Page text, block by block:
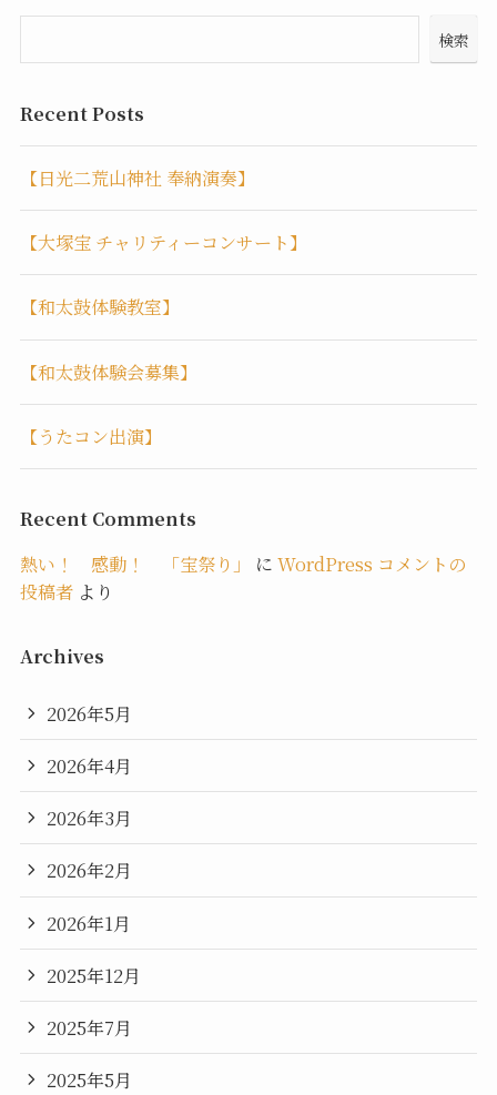
検索
Recent Posts
【日光二荒山神社 奉納演奏】
【大塚宝 チャリティーコンサート】
【和太鼓体験教室】
【和太鼓体験会募集】
【うたコン出演】
Recent Comments
熱い！ 感動！ 「宝祭り」
に WordPress コメントの
投稿者より
Archives
2026年5月
2026年4月
2026年3月
2026年2月
2026年1月
2025年12月
2025年7月
2025年5月